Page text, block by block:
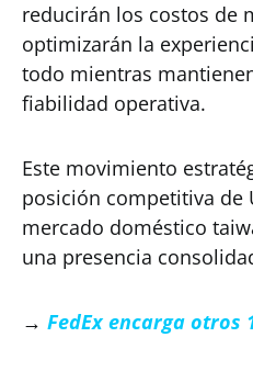
reducirán los costos de
optimizarán la
todo mientras
fiabilidad operativa.
Este movimiento
posición competitiva de
mercado doméstico
una presencia
→ FedEx encarga otros